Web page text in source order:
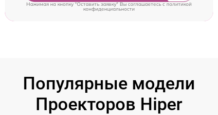
Нажимая на кнопку "Оставить заявку" Вы соглашаетесь cполитикой
конфиденциальности
Популярные модели
Проекторов Hiper